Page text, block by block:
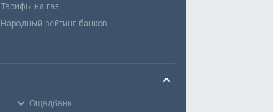
Тарифы на газ
Народный рейтинг банков
Ощадбанк